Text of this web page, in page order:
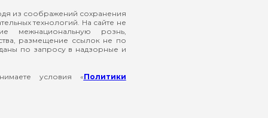
из соображений сохранения
технологий. На сайте не
межнациональную рознь,
размещение ссылок не по
по запросу в надзорные и
условия «Политики